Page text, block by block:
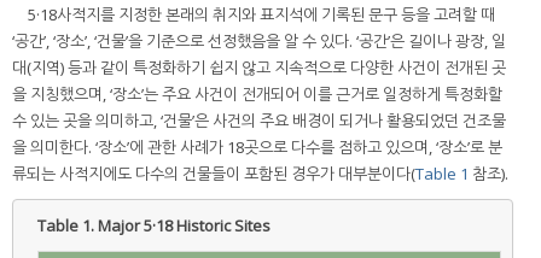
5·18사적지를 지정한 본래의 취지와 표지석에 기록된 문구 등을 고려할 때
‘공간’, ‘장소’, ‘건물’을 기준으로 선정했음을 알 수 있다. ‘공간’은 길이나 광장, 일
대(지역) 등과 같이 특정화하기 쉽지 않고 지속적으로 다양한 사건이 전개된 곳
을 지칭했으며, ‘장소’는 주요 사건이 전개되어 이를 근거로 일정하게 특정화할
수 있는 곳을 의미하고, ‘건물’은 사건의 주요 배경이 되거나 활용되었던 건조물
을 의미한다. ‘장소’에 관한 사례가 18곳으로 다수를 점하고 있으며, ‘장소’로 분
류되는 사적지에도 다수의 건물들이 포함된 경우가 대부분이다(Table 1 참조).
Table 1.Major 5·18 Historic Sites